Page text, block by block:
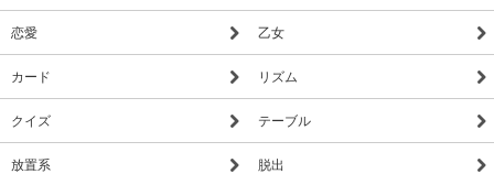
恋愛 乙女
カード リズム
クイズ テーブル
放置系 脱出